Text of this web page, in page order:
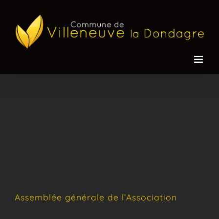
Assemblée générale de l’Association